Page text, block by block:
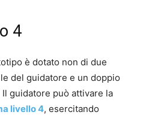
4
è dotato non di due
del guidatore e un doppio
guidatore può attivare la
livello 4, esercitando